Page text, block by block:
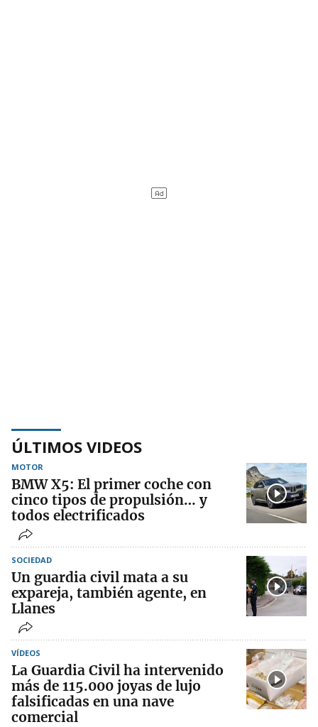
ÚLTIMOS VIDEOS
MOTOR
BMW X5: El primer coche con
cinco tipos de propulsión… y
todos electrificados
SOCIEDAD
Un guardia civil mata a su
expareja, también agente, en
Llanes
VÍDEOS
La Guardia Civil ha intervenido
más de 115.000 joyas de lujo
falsificadas en una nave
comercial